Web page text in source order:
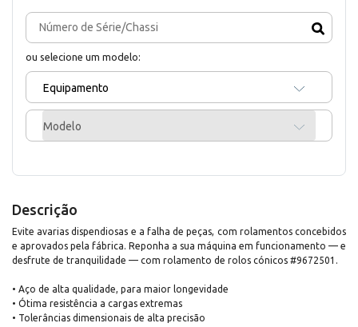
ou selecione um modelo:
Equipamento
Modelo
Descrição
Evite avarias dispendiosas e a falha de peças, com rolamentos concebidos
e aprovados pela fábrica. Reponha a sua máquina em funcionamento — e
desfrute de tranquilidade — com rolamento de rolos cónicos #9672501.
• Aço de alta qualidade, para maior longevidade
• Ótima resistência a cargas extremas
• Tolerâncias dimensionais de alta precisão